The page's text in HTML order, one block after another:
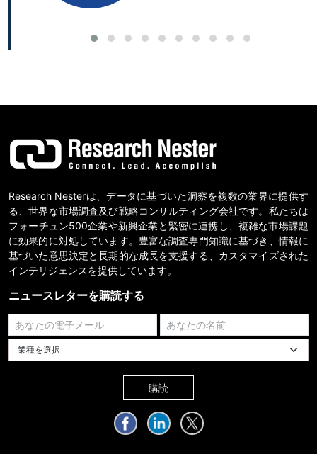
Research Nesterは、データに基づいた洞察を複数の業界に提供す
る、世界な市場調査及び戦略コンサルティング会社です。私たちは
フォーチュン500企業や新興企業と緊密に連携し、複雑な市場課題
に効果的に対処しています。豊富な調査専門知識に基づき、情報に
基づいた意思決定と長期的な成長を支援する、カスタマイズされた
インテリジェンスを提供しています。
ニュースレターを購読する
業種を選択してください
購読